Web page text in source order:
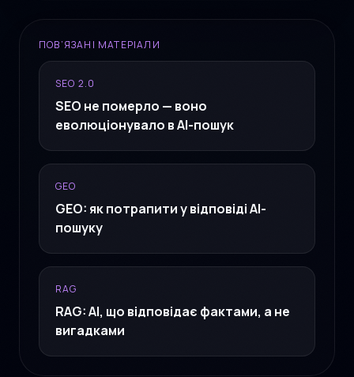
ПОВ’ЯЗАНІ МАТЕРІАЛИ
SEO 2.0
SEO не померло — воно
еволюціонувало в AI-пошук
GEO
GEO: як потрапити у відповіді AI-
пошуку
RAG
RAG: AI, що відповідає фактами, а не
вигадками